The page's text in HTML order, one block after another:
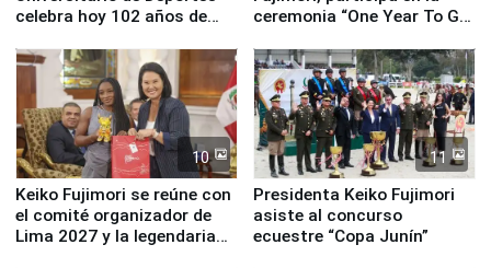
celebra hoy 102 años de
ceremonia “One Year To Go
10
Keiko Fujimori se reúne con
el comité organizador de
Lima 2027 y la legendaria
11
Presidenta Keiko Fujimori
asiste al concurso
ecuestre “Copa Junín”